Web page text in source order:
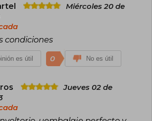
Miércoles 20 de
condiciones
es útil 0 No es útil
Jueves 02 de